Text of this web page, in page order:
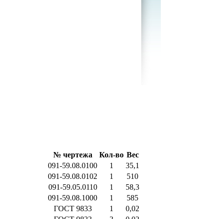
№ чертежа Кол-во Вес
091-59.08.0100
1
35,1
091-59.08.0102
1
510
091-59.05.0110
1
58,3
091-59.08.1000
1
585
ГОСТ 9833
1
0,02